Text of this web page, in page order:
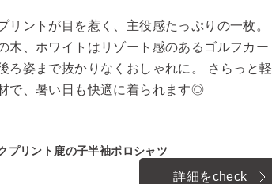
リントが目を惹く、主役感たっぷりの一枚。
木、ホワイトはリゾート感のあるゴルフカー
ろ姿まで抜かりなくおしゃれに。 さらっと軽
で、暑い日も快適に着られます◎
プリント鹿の子半袖ポロシャツ
詳細をcheck